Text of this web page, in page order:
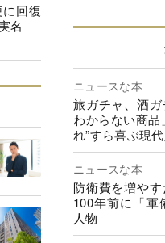
回復
名
ニュースな本
旅ガチャ、酒
わからない商品
れ”すら喜ぶ現
ニュースな本
防衛費を増や
100年前に「軍
人物